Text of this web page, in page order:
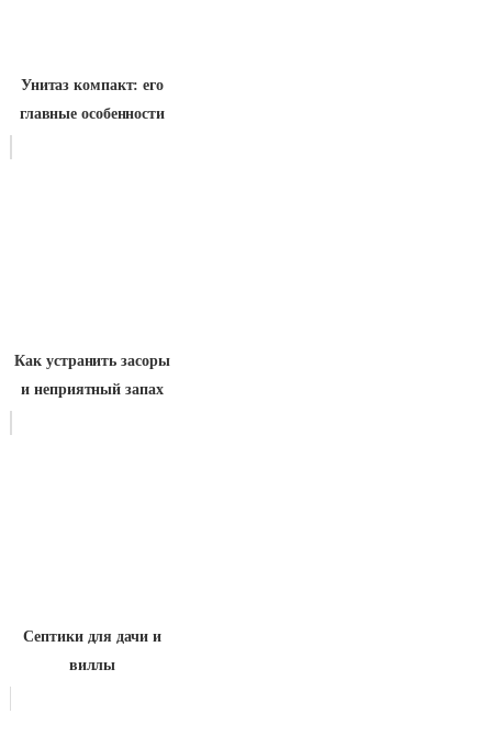
Унитаз компакт: его
главные особенности
Как устранить засоры
и неприятный запах
Септики для дачи и
виллы